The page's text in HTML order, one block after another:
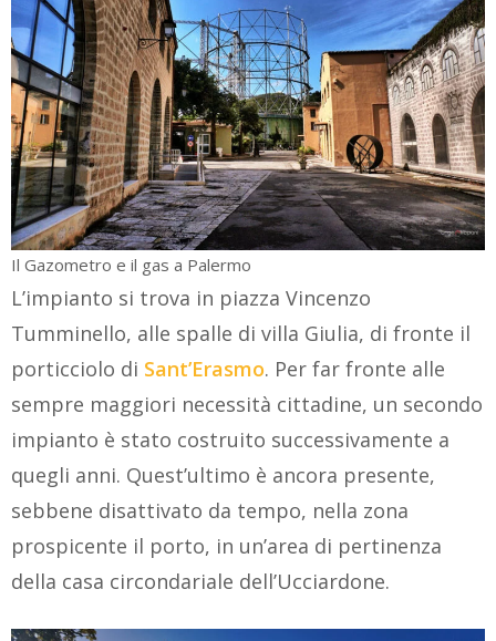
Il Gazometro e il gas a Palermo
L’impianto si trova in piazza Vincenzo
Tumminello, alle spalle di villa Giulia, di fronte il
porticciolo di Sant’Erasmo. Per far fronte alle
sempre maggiori necessità cittadine, un secondo
impianto è stato costruito successivamente a
quegli anni. Quest’ultimo è ancora presente,
sebbene disattivato da tempo, nella zona
prospicente il porto, in un’area di pertinenza
della casa circondariale dell’Ucciardone.